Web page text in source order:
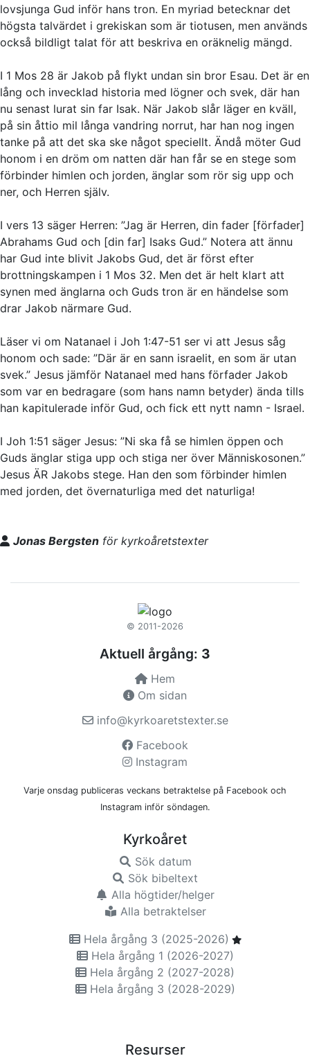
lovsjunga Gud inför hans tron. En myriad betecknar det
högsta talvärdet i grekiskan som är tiotusen, men används
också bildligt talat för att beskriva en oräknelig mängd.
I 1 Mos 28 är Jakob på flykt undan sin bror Esau. Det är en
lång och invecklad historia med lögner och svek, där han
nu senast lurat sin far Isak. När Jakob slår läger en kväll,
på sin åttio mil långa vandring norrut, har han nog ingen
tanke på att det ska ske något speciellt. Ändå möter Gud
honom i en dröm om natten där han får se en stege som
förbinder himlen och jorden, änglar som rör sig upp och
ner, och Herren själv.
I vers 13 säger Herren: ”Jag är Herren, din fader [förfader]
Abrahams Gud och [din far] Isaks Gud.” Notera att ännu
har Gud inte blivit Jakobs Gud, det är först efter
brottningskampen i 1 Mos 32. Men det är helt klart att
synen med änglarna och Guds tron är en händelse som
drar Jakob närmare Gud.
Läser vi om Natanael i Joh 1:47-51 ser vi att Jesus såg
honom och sade: ”Där är en sann israelit, en som är utan
svek.” Jesus jämför Natanael med hans förfader Jakob
som var en bedragare (som hans namn betyder) ända tills
han kapitulerade inför Gud, och fick ett nytt namn - Israel.
I Joh 1:51 säger Jesus: ”Ni ska få se himlen öppen och
Guds änglar stiga upp och stiga ner över Människosonen.”
Jesus ÄR Jakobs stege. Han den som förbinder himlen
med jorden, det övernaturliga med det naturliga!
Jonas Bergsten för kyrkoåretstexter
© 2011-2026
Aktuell årgång: 3
Hem
Om sidan
info@kyrkoaretstexter.se
Facebook
Instagram
Varje onsdag publiceras veckans betraktelse på Facebook och
Instagram inför söndagen.
Kyrkoåret
Sök datum
Sök bibeltext
Alla högtider/helger
Alla betraktelser
Hela årgång 3 (2025-2026)
Hela årgång 1 (2026-2027)
Hela årgång 2 (2027-2028)
Hela årgång 3 (2028-2029)
Resurser